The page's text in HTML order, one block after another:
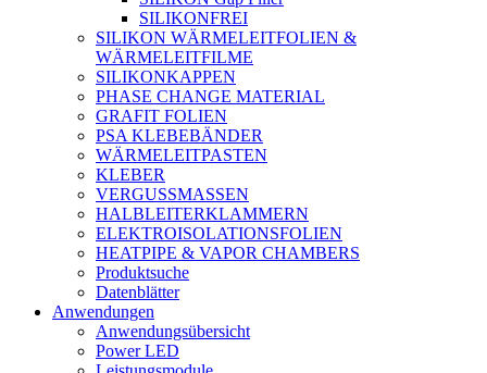
SILIKONFREI
SILIKON WÄRMELEITFOLIEN &
WÄRMELEITFILME
SILIKONKAPPEN
PHASE CHANGE MATERIAL
GRAFIT FOLIEN
PSA KLEBEBÄNDER
WÄRMELEITPASTEN
KLEBER
VERGUSSMASSEN
HALBLEITERKLAMMERN
ELEKTROISOLATIONSFOLIEN
HEATPIPE & VAPOR CHAMBERS
Produktsuche
Datenblätter
Anwendungen
Anwendungsübersicht
Power LED